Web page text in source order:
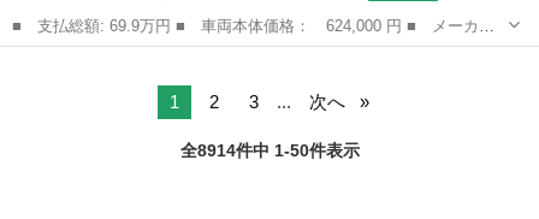
■ 支払総額: 69.9万円 ■ 車両本体価格： 624,000 円 ■ メーカー
名： ダイハツ ■ 車種名： キャスト ■ グレード名： スタイル
1 2 3 ... 次へ
全8914件中 1-50件表示